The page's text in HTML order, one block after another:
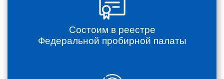
Состоим в реестре
Федеральной пробирной палаты